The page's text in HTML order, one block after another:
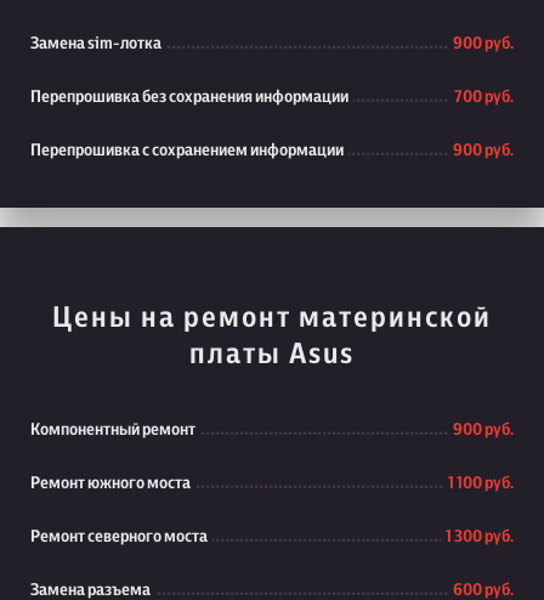
Замена sim-лотка 900 руб.
Перепрошивка без сохранения информации 700 руб.
Перепрошивка с сохранением информации 900 руб.
Цены на ремонт материнской
платы Asus
Компонентный ремонт 900 руб.
Ремонт южного моста 1 100 руб.
Ремонт северного моста 1 300 руб.
Замена разъема 600 руб.